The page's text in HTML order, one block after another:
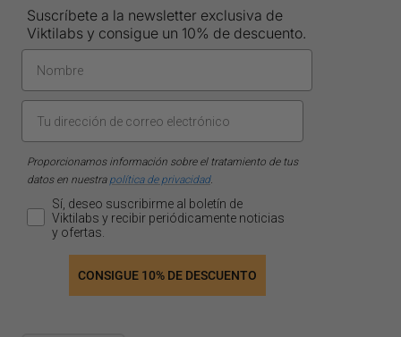
Suscríbete a la newsletter exclusiva de
Viktilabs y consigue un 10% de descuento.
Proporcionamos información sobre el tratamiento de tus
datos en nuestra política de privacidad.
Sí, deseo suscribirme al boletín de
Viktilabs y recibir periódicamente noticias
y ofertas.
CONSIGUE 10% DE DESCUENTO